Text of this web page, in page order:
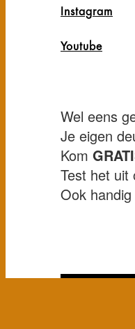
Instagram
Youtube
Wel eens
Je eigen
Kom
Test het uit
Ook